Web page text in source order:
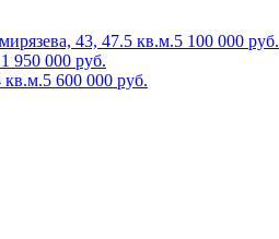
43, 47.5 кв.м.5 100 000 руб.
1 950 000 руб.
кв.м.5 600 000 руб.